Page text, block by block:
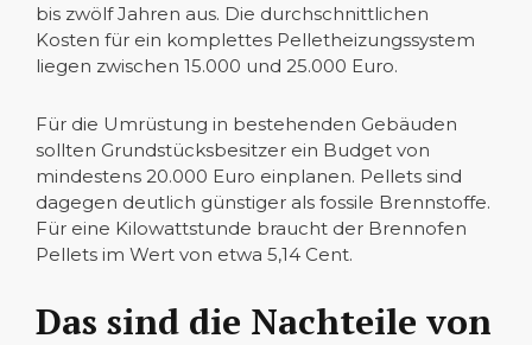
bis zwölf Jahren aus. Die durchschnittlichen
Kosten für ein komplettes Pelletheizungssystem
liegen zwischen 15.000 und 25.000 Euro.
Für die Umrüstung in bestehenden Gebäuden
sollten Grundstücksbesitzer ein Budget von
mindestens 20.000 Euro einplanen. Pellets sind
dagegen deutlich günstiger als fossile Brennstoffe.
Für eine Kilowattstunde braucht der Brennofen
Pellets im Wert von etwa 5,14 Cent.
Das sind die Nachteile von